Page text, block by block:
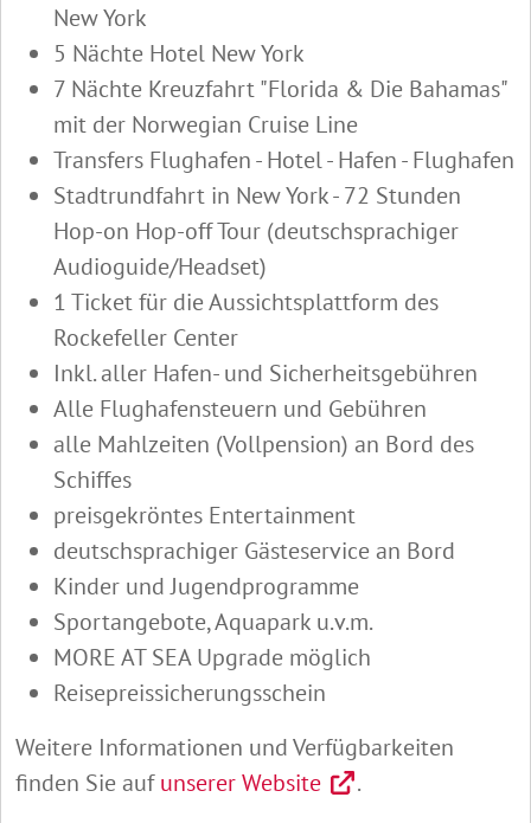
New York
5 Nächte Hotel New York
7 Nächte Kreuzfahrt "Florida & Die Bahamas"
mit der Norwegian Cruise Line
Transfers Flughafen - Hotel - Hafen - Flughafen
Stadtrundfahrt in New York - 72 Stunden
Hop-on Hop-off Tour (deutschsprachiger
Audioguide/Headset)
1 Ticket für die Aussichtsplattform des
Rockefeller Center
Inkl. aller Hafen- und Sicherheitsgebühren
Alle Flughafensteuern und Gebühren
alle Mahlzeiten (Vollpension) an Bord des
Schiffes
preisgekröntes Entertainment
deutschsprachiger Gästeservice an Bord
Kinder und Jugendprogramme
Sportangebote, Aquapark u.v.m.
MORE AT SEA Upgrade möglich
Reisepreissicherungsschein
Weitere Informationen und Verfügbarkeiten
finden Sie aufunserer Website .